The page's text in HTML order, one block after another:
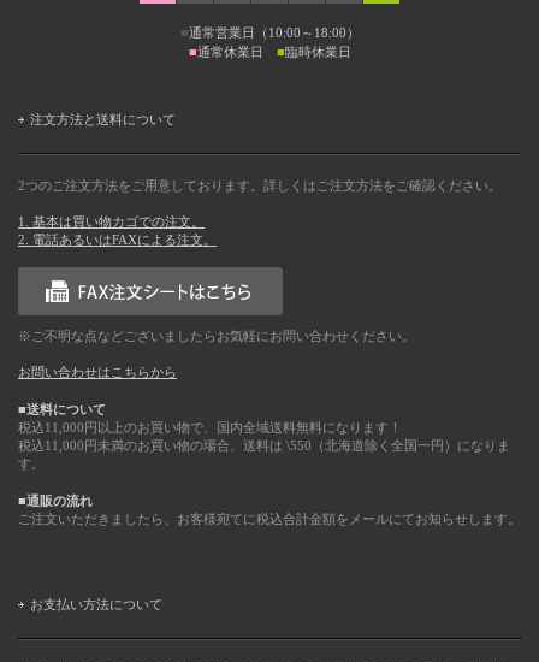
■通常営業日（10:00～18:00）
■通常休業日 ■臨時休業日
注文方法と送料について
2つのご注文方法をご用意しております。詳しくはご注文方法をご確認ください。
1. 基本は買い物カゴでの注文。
2. 電話あるいはFAXによる注文。
※ご不明な点などございましたらお気軽にお問い合わせください。
お問い合わせはこちらから
■送料について
税込11,000円以上のお買い物で、国内全域送料無料になります！
税込11,000円未満のお買い物の場合、送料は \550（北海道除く全国一円）になりま
す。
■通販の流れ
ご注文いただきましたら、お客様宛てに税込合計金額をメールにてお知らせします。
お支払い方法について